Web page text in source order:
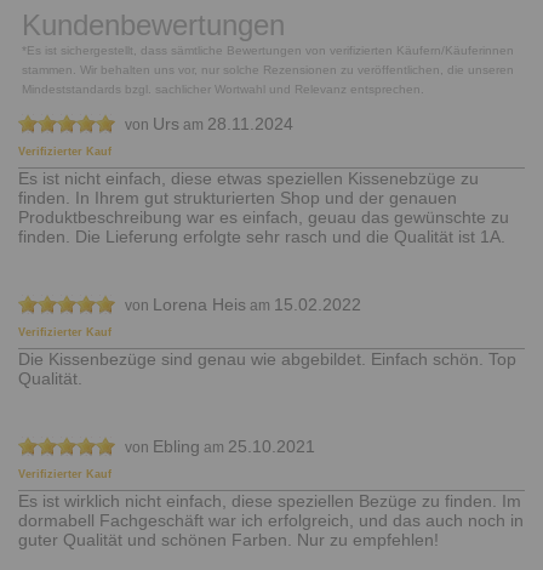
Kundenbewertungen
*Es ist sichergestellt, dass sämtliche Bewertungen von verifizierten Käufern/Käuferinnen
stammen. Wir behalten uns vor, nur solche Rezensionen zu veröffentlichen, die unseren
Mindeststandards bzgl. sachlicher Wortwahl und Relevanz entsprechen.
Verifizierter Kauf
von Urs am 28.11.2024
Es ist nicht einfach, diese etwas speziellen Kissenebzüge zu
finden. In Ihrem gut strukturierten Shop und der genauen
Produktbeschreibung war es einfach, geuau das gewünschte zu
finden. Die Lieferung erfolgte sehr rasch und die Qualität ist 1A.
Verifizierter Kauf
von Lorena Heis am 15.02.2022
Die Kissenbezüge sind genau wie abgebildet. Einfach schön. Top
Qualität.
Verifizierter Kauf
von Ebling am 25.10.2021
Es ist wirklich nicht einfach, diese speziellen Bezüge zu finden. Im
dormabell Fachgeschäft war ich erfolgreich, und das auch noch in
guter Qualität und schönen Farben. Nur zu empfehlen!